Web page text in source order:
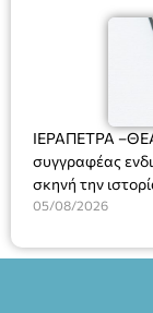
και λήψη
ΙΕΡΑΠΕΤΡΑ
συγγραφέας
σκηνή την
κάθειρξης για
ασθένεια, τον
05/08/2026